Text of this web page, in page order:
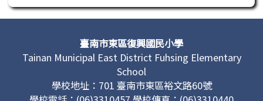
此為活動行程日曆，若無法正常讀取或操作，請聯繫管理單
頁尾區域內容臺南市東區復興國民小學
Tainan Municipal East District Fuhsing Elementary
School
學校地址：701 臺南市東區裕文路60號